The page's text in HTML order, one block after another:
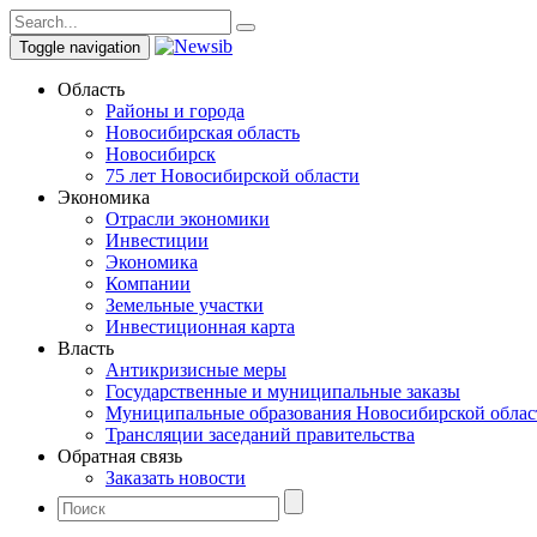
Toggle navigation
Область
Районы и города
Новосибирская область
Новосибирск
75 лет Новосибирской области
Экономика
Отрасли экономики
Инвестиции
Экономика
Компании
Земельные участки
Инвестиционная карта
Власть
Антикризисные меры
Государственные и муниципальные заказы
Муниципальные образования Новосибирской
Трансляции заседаний правительства
Обратная связь
Заказать новости